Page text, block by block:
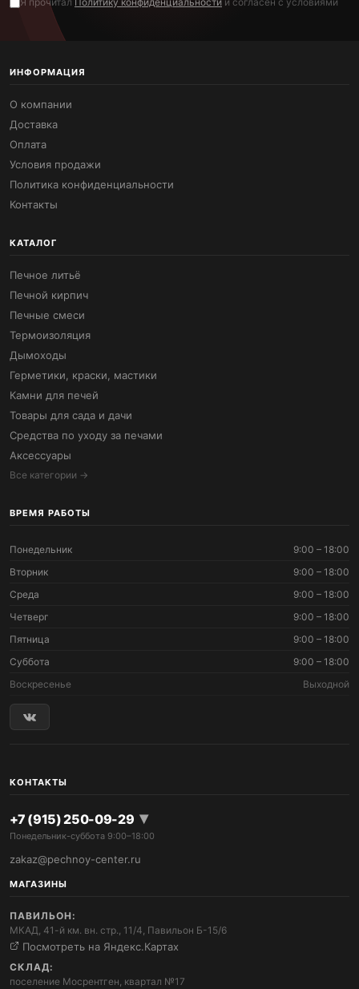
ИНФОРМАЦИЯ
О компании
Доставка
Оплата
Условия продажи
Политика конфиденциальности
Контакты
КАТАЛОГ
Печное литьё
Печной кирпич
Печные смеси
Термоизоляция
Дымоходы
Герметики, краски, мастики
Камни для печей
Товары для сада и дачи
Средства по уходу за печами
Аксессуары
Все категории →
ВРЕМЯ РАБОТЫ
Понедельник
9:00 – 18:00
Вторник
9:00 – 18:00
Среда
9:00 – 18:00
Четверг
9:00 – 18:00
Пятница
9:00 – 18:00
Суббота
9:00 – 18:00
Воскресенье
Выходной
КОНТАКТЫ
+7 (915) 250-09-29 ▾
Понедельник-суббота 9:00–18:00
zakaz@pechnoy-center.ru
МАГАЗИНЫ
ПАВИЛЬОН:
МКАД, 41-й км. вн. стр., 11/4, Павильон Б-15/6
Посмотреть на Яндекс.Картах
СКЛАД:
поселение Мосрентген, квартал №17
+7 (915) 250-09-29
zakaz@pechnoy-center.ru